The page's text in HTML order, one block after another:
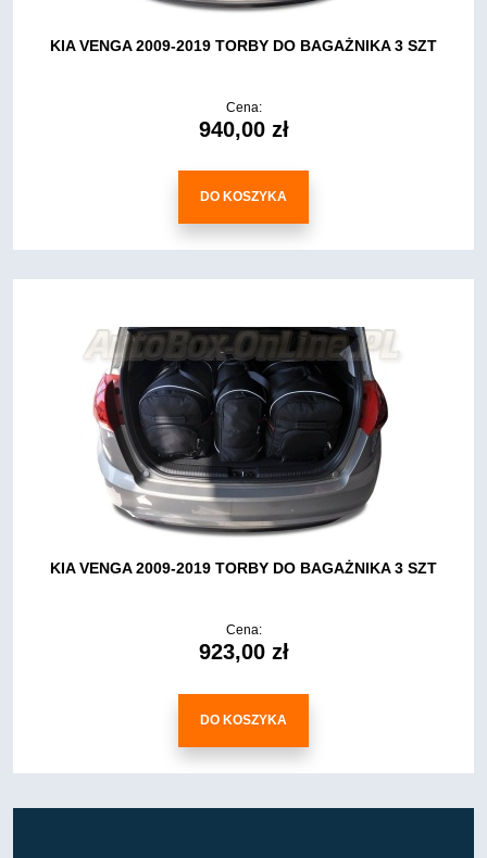
KIA VENGA 2009-2019 TORBY DO BAGAŻNIKA 3 SZT
Cena:
940,00 zł
DO KOSZYKA
KIA VENGA 2009-2019 TORBY DO BAGAŻNIKA 3 SZT
Cena:
923,00 zł
DO KOSZYKA